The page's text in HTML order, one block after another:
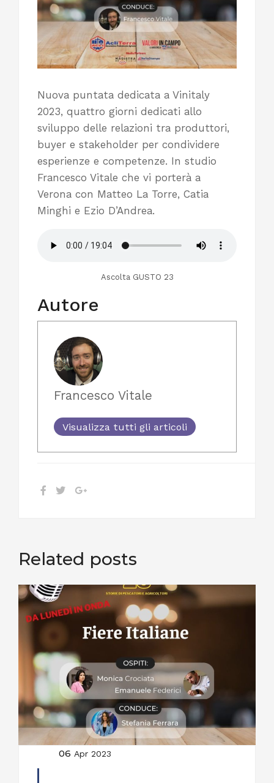
Nuova puntata dedicata a Vinitaly
2023, quattro giorni dedicati allo
sviluppo delle relazioni tra produttori,
buyer e stakeholder per condividere
esperienze e competenze. In studio
Francesco Vitale che vi porterà a
Verona con Matteo La Torre, Catia
Minghi e Ezio D’Andrea.
Ascolta GUSTO 23
Autore
Francesco Vitale
Visualizza tutti gli articoli
Related posts
06 Apr 2023